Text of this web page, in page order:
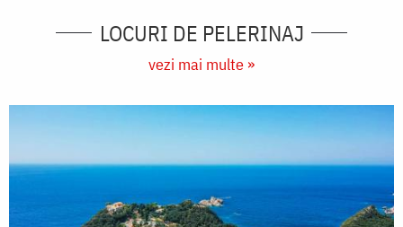
LOCURI DE PELERINAJ
vezi mai multe »